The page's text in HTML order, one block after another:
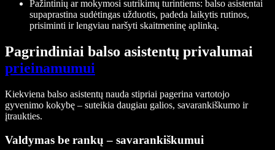
Pažintinių ar mokymosi sutrikimų turintiems: balso asistentai
supaprastina sudėtingas užduotis, padeda laikytis rutinos,
prisiminti ir lengviau naršyti skaitmeninę aplinką.
Pagrindiniai balso asistentų privalumai
prieinamumui
Kiekviena balso asistentų nauda stipriai pagerina vartotojo
gyvenimo kokybę – suteikia daugiau galios, savarankiškumo ir
įtraukties.
Valdymas be rankų – savarankiškumui